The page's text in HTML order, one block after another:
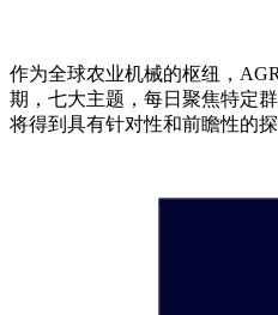
作为全球农业机械的枢纽，
期，七大主题，每日聚焦特定
将得到具有针对性和前瞻性的探